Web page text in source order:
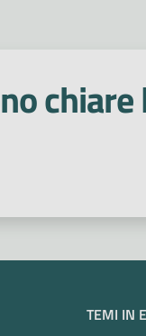
da 1 a 5
TEMI IN